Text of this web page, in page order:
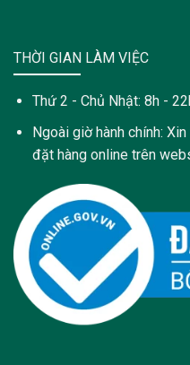
THỜI GIAN LÀM VIỆC
Thứ 2 - Chủ Nhật: 8h -
Ngoài giờ hành chính:
đặt hàng online trên